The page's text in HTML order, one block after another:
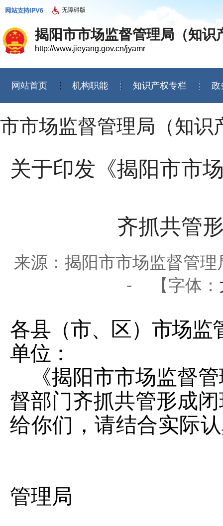
无障碍版
揭阳市市场监督管理局（知识
http://www.jieyang.gov.cn/jyamr
网站首页 机构职能 知识产权专栏 政
市市场监督管理局（知识
关于印发《揭阳市市
齐抓共管
来源：揭阳市市场监督管理
-
【字体：
各县（市、区）市场监
单位：
《揭阳市市场监督
督部门齐抓共管形成
给你们，请结合实际
管理局